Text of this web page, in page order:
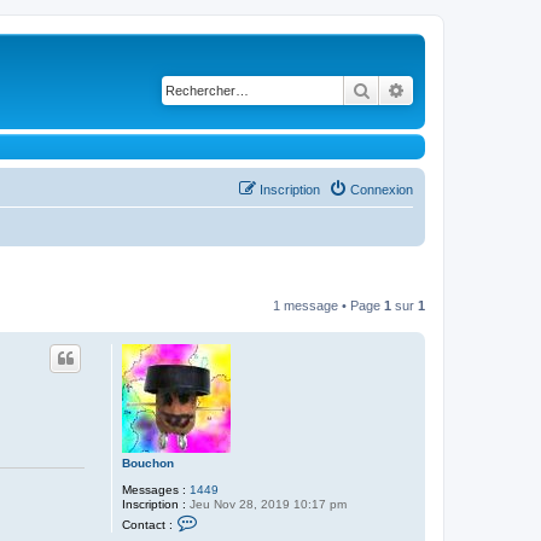
Rechercher
Connexion
Inscription
1 message • Page 1 sur 1
Bouchon
Messages : 1449
Inscription : Jeu Nov 28, 2019 10:17 pm
Contact :